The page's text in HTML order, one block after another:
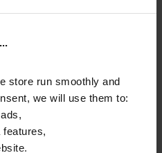
store run smoothly and
we will use them to: